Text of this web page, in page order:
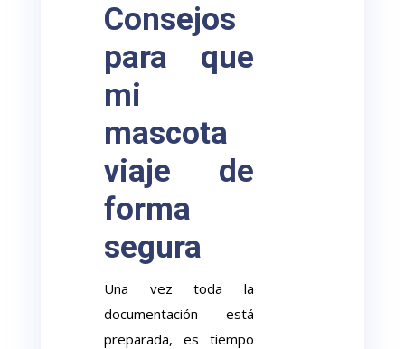
Consejos
para que
mi
mascota
viaje de
forma
segura
Una vez toda la
documentación está
preparada, es tiempo